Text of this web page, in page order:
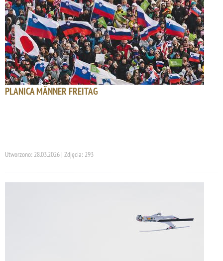
PLANICA MÄNNER FREITAG
Utworzono: 28.03.2026 | Zdjęcia: 293